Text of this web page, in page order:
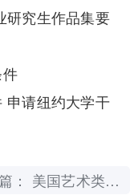
研究生作品集要
申请纽约大学干
： 美国艺术类留学都能选择哪些专业